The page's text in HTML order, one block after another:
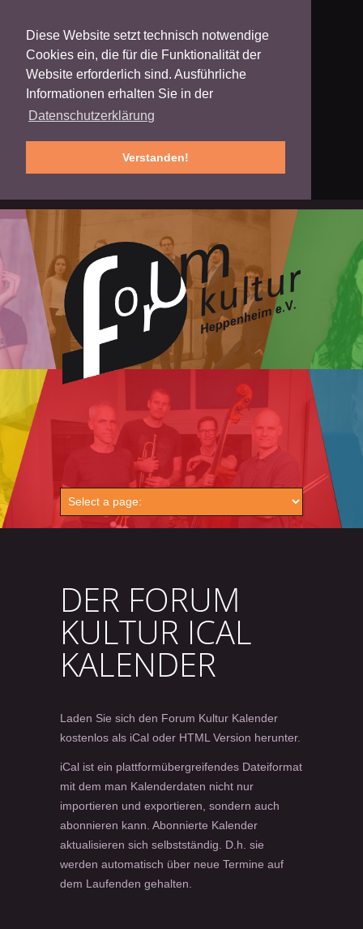
Diese Website setzt technisch notwendige
Cookies ein, die für die Funktionalität der
Website erforderlich sind. Ausführliche
Informationen erhalten Sie in der
Datenschutzerklärung
Verstanden!
DER FORUM
KULTUR ICAL
KALENDER
Laden Sie sich den Forum Kultur Kalender
kostenlos als iCal oder HTML Version herunter.
iCal ist ein plattformübergreifendes Dateiformat
mit dem man Kalenderdaten nicht nur
importieren und exportieren, sondern auch
abonnieren kann. Abonnierte Kalender
aktualisieren sich selbstständig. D.h. sie
werden automatisch über neue Termine auf
dem Laufenden gehalten.